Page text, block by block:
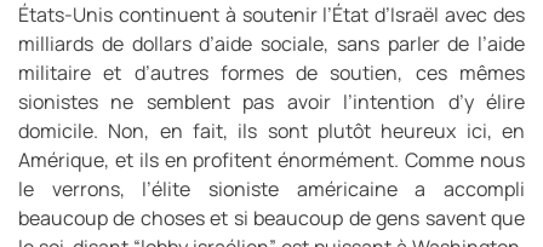
États-Unis continuent à soutenir l’État d’Israël avec des
milliards de dollars d’aide sociale, sans parler de l’aide
militaire et d’autres formes de soutien, ces mêmes
sionistes ne semblent pas avoir l’intention d’y élire
domicile. Non, en fait, ils sont plutôt heureux ici, en
Amérique, et ils en profitent énormément. Comme nous
le verrons, l’élite sioniste américaine a accompli
beaucoup de choses et si beaucoup de gens savent que